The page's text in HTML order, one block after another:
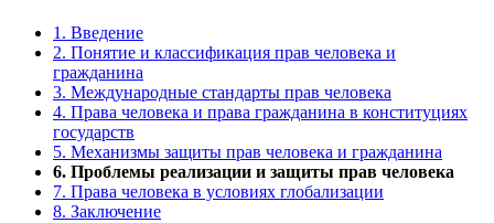
1. Введение
2. Понятие и классификация прав человека и
гражданина
3. Международные стандарты прав человека
4. Права человека и права гражданина в конституциях
государств
5. Механизмы защиты прав человека и гражданина
6. Проблемы реализации и защиты прав человека
7. Права человека в условиях глобализации
8. Заключение